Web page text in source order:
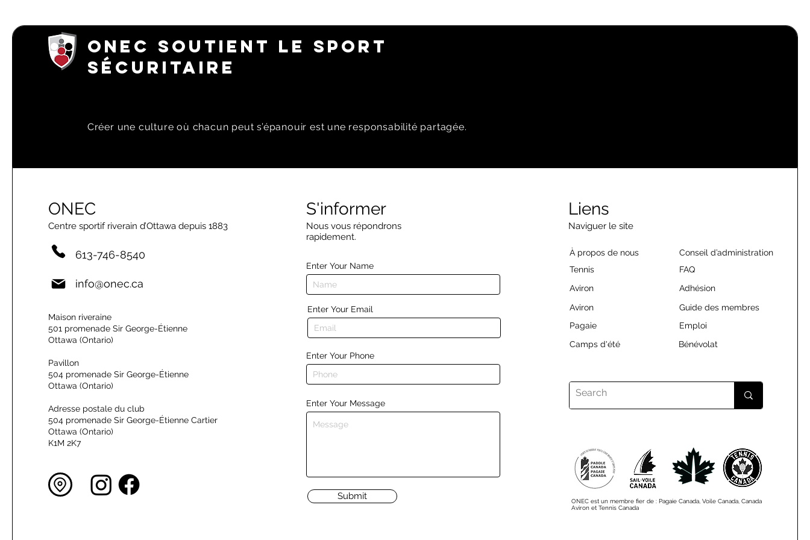
ONEC SOUTIENT LE SPORT
SÉCURITAIRE
Créer une culture où chacun peut s’épanouir est une responsabilité partagée.
ONEC
Centre sportif riverain d’Ottawa depuis 1883
613-746-8540
info@onec.ca
Maison riveraine
501 promenade Sir George-Étienne
Ottawa (Ontario)
Pavillon
504 promenade Sir George-Étienne
Ottawa (Ontario)
Adresse postale du club
504 promenade Sir George-Étienne Cartier
Ottawa (Ontario)
K1M 2K7
S'informer
Nous vous répondrons
rapidement.
Enter Your Name
Enter Your Email
Enter Your Phone
Enter Your Message
Submit
Liens
Naviguer le site
À propos de nous
Tennis
Aviron
Aviron
Pagaie
Camps d'été
Conseil d’administration
FAQ
Adhésion
Guide des membres
Emploi
Bénévolat
ONEC est un membre fier de : Pagaie Canada, Voile Canada, Canada
Aviron et Tennis Canada